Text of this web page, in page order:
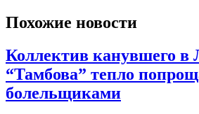
Похожие новости
Коллектив канувшего в
“Тамбова” тепло
болельщиками